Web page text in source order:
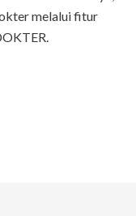
melalui fitur